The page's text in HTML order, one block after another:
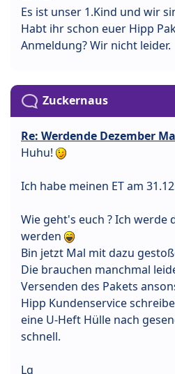
Es ist unser 1.Kind und wir
Habt ihr schon euer Hipp
Anmeldung? Wir nicht leider.
Zuckernaus
Re: Werdende Dezember
Huhu!
Ich habe meinen ET am
Wie geht's euch ? Ich werde
werden
Bin jetzt Mal mit dazu
Die brauchen manchmal
Versenden des Pakets
Hipp Kundenservice
eine U-Heft Hülle nach
schnell.
Lg